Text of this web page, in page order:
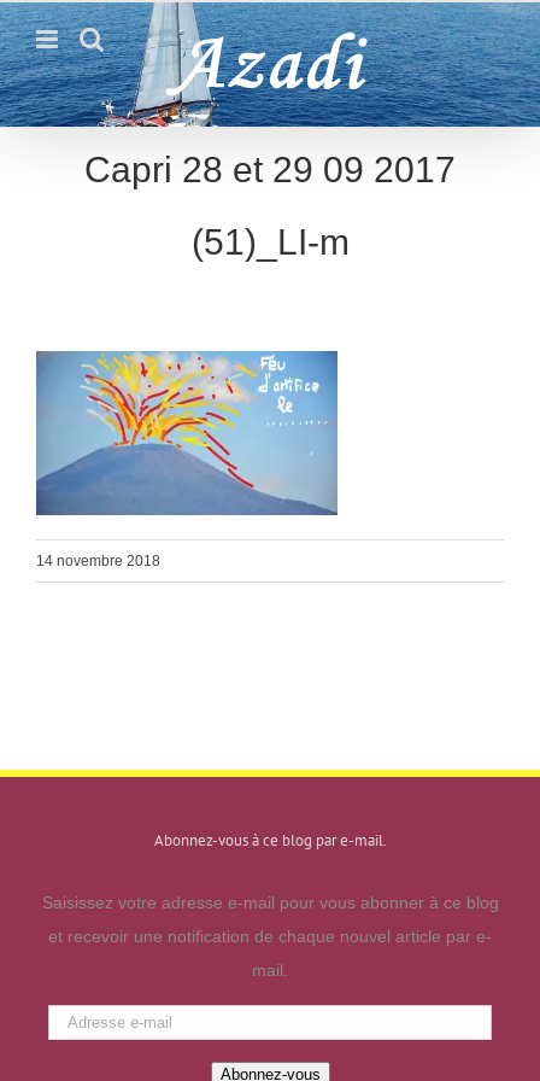
Passer
au
contenu
Capri 28 et 29 09 2017
(51)_LI-m
14 novembre 2018
Abonnez-vous à ce blog par e-mail.
Saisissez votre adresse e-mail pour vous abonner à ce blog
et recevoir une notification de chaque nouvel article par e-
mail.
Adresse
Abonnez-vous